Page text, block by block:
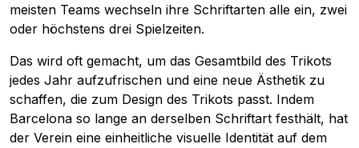
meisten Teams wechseln ihre Schriftarten alle ein, zwei
oder höchstens drei Spielzeiten.
Das wird oft gemacht, um das Gesamtbild des Trikots
jedes Jahr aufzufrischen und eine neue Ästhetik zu
schaffen, die zum Design des Trikots passt. Indem
Barcelona so lange an derselben Schriftart festhält, hat
der Verein eine einheitliche visuelle Identität auf dem